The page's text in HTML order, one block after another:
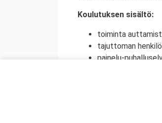
Koulutuksen sisältö:
toiminta
tajuttoman
painelu-